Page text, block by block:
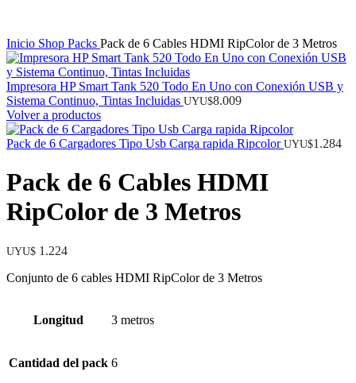
Inicio Shop Packs Pack de 6 Cables HDMI RipColor de 3 Metros
Impresora HP Smart Tank 520 Todo En Uno con Conexión USB y
Sistema Continuo, Tintas Incluidas UYU$8.009
Volver a productos
Pack de 6 Cargadores Tipo Usb Carga rapida Ripcolor UYU$1.284
Pack de 6 Cables HDMI
RipColor de 3 Metros
UYU$ 1.224
Conjunto de 6 cables HDMI RipColor de 3 Metros
Longitud 3 metros
Cantidad del pack 6